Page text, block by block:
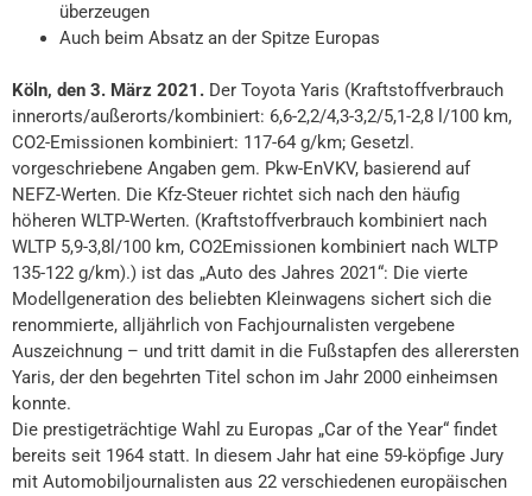
überzeugen
Auch beim Absatz an der Spitze Europas
Köln, den 3. März 2021. Der Toyota Yaris (Kraftstoffverbrauch
innerorts/außerorts/kombiniert: 6,6-2,2/4,3-3,2/5,1-2,8 l/100 km,
CO2-Emissionen kombiniert: 117-64 g/km; Gesetzl.
vorgeschriebene Angaben gem. Pkw-EnVKV, basierend auf
NEFZ-Werten. Die Kfz-Steuer richtet sich nach den häufig
höheren WLTP-Werten. (Kraftstoffverbrauch kombiniert nach
WLTP 5,9-3,8l/100 km, CO2Emissionen kombiniert nach WLTP
135-122 g/km).) ist das „Auto des Jahres 2021“: Die vierte
Modellgeneration des beliebten Kleinwagens sichert sich die
renommierte, alljährlich von Fachjournalisten vergebene
Auszeichnung – und tritt damit in die Fußstapfen des allerersten
Yaris, der den begehrten Titel schon im Jahr 2000 einheimsen
konnte.
Die prestigeträchtige Wahl zu Europas „Car of the Year“ findet
bereits seit 1964 statt. In diesem Jahr hat eine 59-köpfige Jury
mit Automobiljournalisten aus 22 verschiedenen europäischen